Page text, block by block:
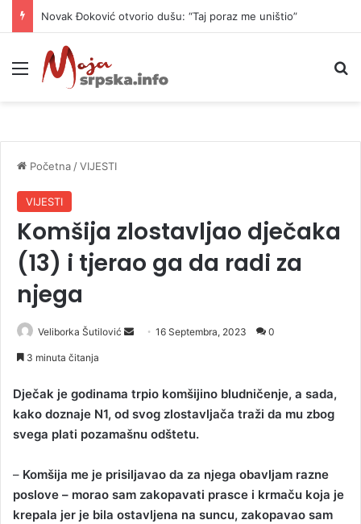
Novak Đoković otvorio dušu: “Taj poraz me uništio”
Meni
Početna /VIJESTI
VIJESTI
Komšija zlostavljao dječaka
(13) i tjerao ga da radi za
njega
Veliborka Šutilović
d
a
n
m
16 Septembra, 2023 0
3 minuta čitanja
Dječak je godinama trpio komšijino bludničenje, a sada,
kako doznaje N1, od svog zlostavljača traži da mu zbog
svega plati pozamašnu odštetu.
– Komšija me je prisiljavao da za njega obavljam razne
poslove – morao sam zakopavati prasce i krmaču koja je
krepala jer je bila ostavljena na suncu, zakopavao sam